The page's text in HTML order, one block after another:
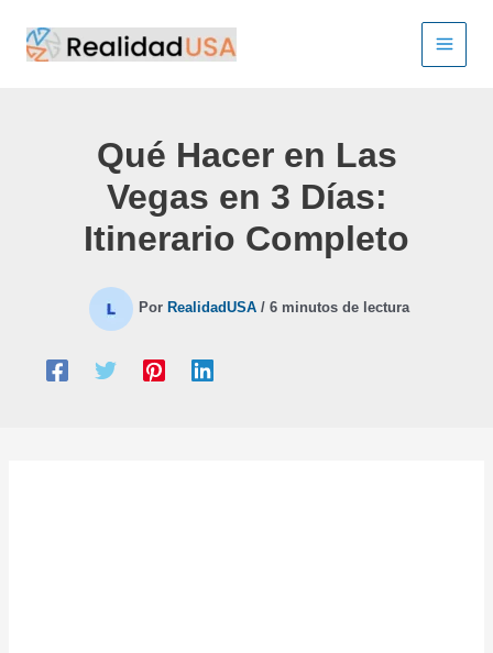
contenido
Qué Hacer en Las
Vegas en 3 Días:
Itinerario Completo
Por RealidadUSA / 6 minutos de lectura